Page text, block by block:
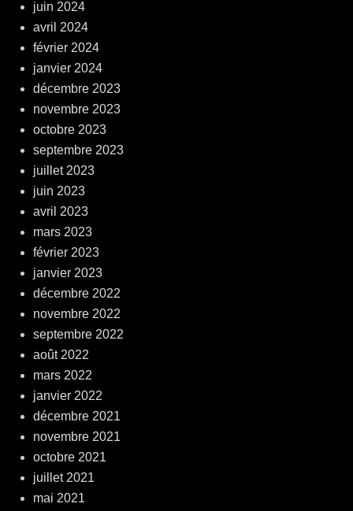
juin 2024
avril 2024
février 2024
janvier 2024
décembre 2023
novembre 2023
octobre 2023
septembre 2023
juillet 2023
juin 2023
avril 2023
mars 2023
février 2023
janvier 2023
décembre 2022
novembre 2022
septembre 2022
août 2022
mars 2022
janvier 2022
décembre 2021
novembre 2021
octobre 2021
juillet 2021
mai 2021